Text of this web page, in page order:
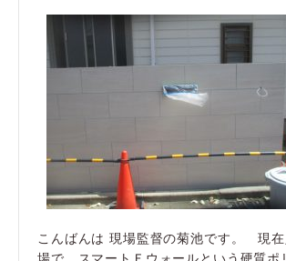
こんばんは 現場監督の菊池です。 現在
場で、スマートＦウォールという硬質ポ